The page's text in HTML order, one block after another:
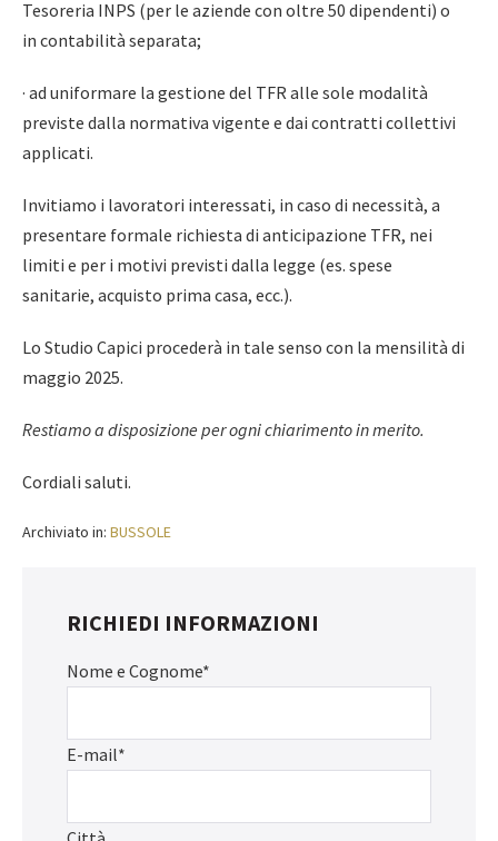
Tesoreria INPS (per le aziende con oltre 50 dipendenti) o
in contabilità separata;
· ad uniformare la gestione del TFR alle sole modalità
previste dalla normativa vigente e dai contratti collettivi
applicati.
Invitiamo i lavoratori interessati, in caso di necessità, a
presentare formale richiesta di anticipazione TFR, nei
limiti e per i motivi previsti dalla legge (es. spese
sanitarie, acquisto prima casa, ecc.).
Lo Studio Capici procederà in tale senso con la mensilità di
maggio 2025.
Restiamo a disposizione per ogni chiarimento in merito.
Cordiali saluti.
Archiviato in: BUSSOLE
RICHIEDI INFORMAZIONI
Nome e Cognome*
E-mail*